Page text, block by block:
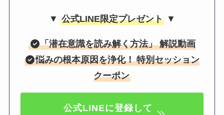
▼ 公式LINE限定プレゼント▼
「潜在意識を読み解く方法」 解説動画
悩みの根本原因を浄化！ 特別セッション
クーポン
公式LINEに登録して